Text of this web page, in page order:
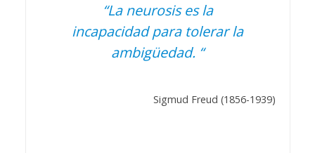
“La neurosis es la
incapacidad para tolerar la
ambigüedad. “
Sigmud Freud (1856-1939)